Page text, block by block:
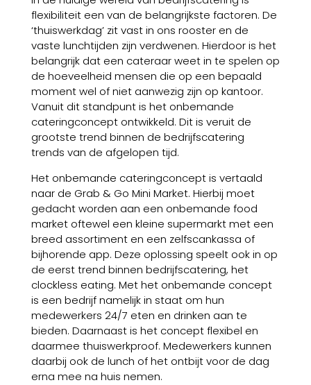
flexibiliteit een van de belangrijkste factoren. De
‘thuiswerkdag’ zit vast in ons rooster en de
vaste lunchtijden zijn verdwenen. Hierdoor is het
belangrijk dat een cateraar weet in te spelen op
de hoeveelheid mensen die op een bepaald
moment wel of niet aanwezig zijn op kantoor.
Vanuit dit standpunt is het onbemande
cateringconcept ontwikkeld. Dit is veruit de
grootste trend binnen de bedrijfscatering
trends van de afgelopen tijd.
Het onbemande cateringconcept is vertaald
naar de Grab & Go Mini Market. Hierbij moet
gedacht worden aan een onbemande food
market oftewel een kleine supermarkt met een
breed assortiment en een zelfscankassa of
bijhorende app. Deze oplossing speelt ook in op
de eerst trend binnen bedrijfscatering, het
clockless eating. Met het onbemande concept
is een bedrijf namelijk in staat om hun
medewerkers 24/7 eten en drinken aan te
bieden. Daarnaast is het concept flexibel en
daarmee thuiswerkproof. Medewerkers kunnen
daarbij ook de lunch of het ontbijt voor de dag
erna mee na huis nemen.